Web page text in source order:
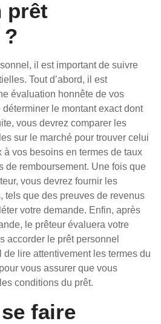
prêt
?
il est important de suivre
Tout d’abord, il est
évaluation honnête de vos
le montant exact dont
vous devrez comparer les
sur le marché pour trouver celui
vos besoins en termes de taux
de remboursement. Une fois que
vous devrez fournir les
tels que des preuves de revenus
votre demande. Enfin, après
le prêteur évaluera votre
accorder le prêt personnel
lire attentivement les termes du
vous assurer que vous
conditions du prêt.
faire